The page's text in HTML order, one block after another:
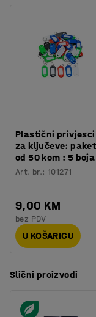
Plastični privjesci
za ključeve: paket
od 50 kom : 5 boja
Art. br.:101271
9,00 KM
bez PDV
U KOŠARICU
Slični proizvodi